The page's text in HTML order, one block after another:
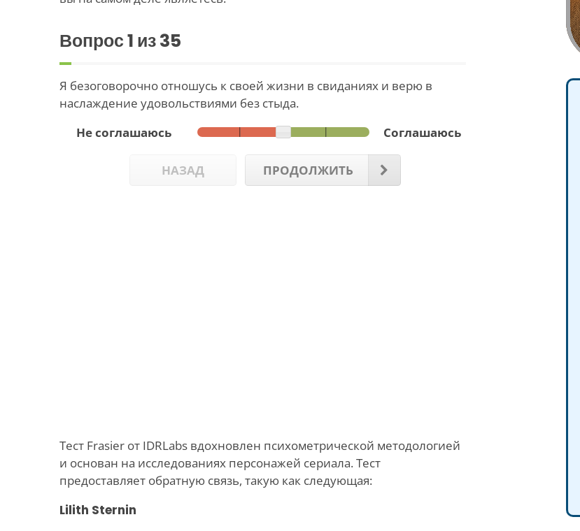
Вопрос1 из 35
Я безоговорочно отношусь к своей жизни в свиданиях и верю в
наслаждение удовольствиями без стыда.
Не соглашаюсь
Соглашаюсь
НАЗАД ПРОДОЛЖИТЬ
Тест Frasier от IDRLabs вдохновлен психометрической методологией
и основан на исследованиях персонажей сериала. Тест
предоставляет обратную связь, такую как следующая:
Lilith Sternin